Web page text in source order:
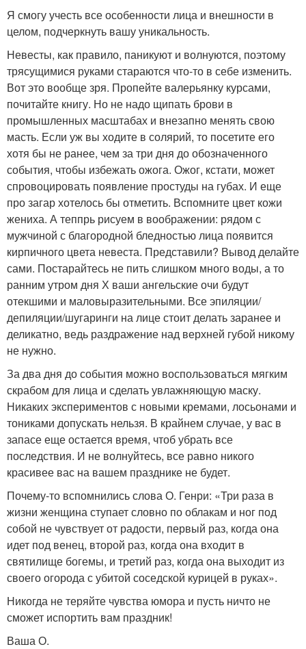
Я смогу учесть все особенности лица и внешности в
целом, подчеркнуть вашу уникальность.
Невесты, как правило, паникуют и волнуются, поэтому
трясущимися руками стараются что-то в себе изменить.
Вот это вообще зря. Пропейте валерьянку курсами,
почитайте книгу. Но не надо щипать брови в
промышленных масштабах и внезапно менять свою
масть. Если уж вы ходите в солярий, то посетите его
хотя бы не ранее, чем за три дня до обозначенного
события, чтобы избежать ожога. Ожог, кстати, может
спровоцировать появление простуды на губах. И еще
про загар хотелось бы отметить. Вспомните цвет кожи
жениха. А теппрь рисуем в воображении: рядом с
мужчиной с благородной бледностью лица появится
кирпичного цвета невеста. Представили? Вывод делайте
сами. Постарайтесь не пить слишком много воды, а то
ранним утром дня Х ваши ангельские очи будут
отекшими и маловыразительными. Все эпиляции/
депиляции/шугаринги на лице стоит делать заранее и
деликатно, ведь раздражение над верхней губой никому
не нужно.
За два дня до события можно воспользоваться мягким
скрабом для лица и сделать увлажняющую маску.
Никаких экспериментов с новыми кремами, лосьонами и
тониками допускать нельзя. В крайнем случае, у вас в
запасе еще остается время, чтоб убрать все
последствия. И не волнуйтесь, все равно никого
красивее вас на вашем празднике не будет.
Почему-то вспомнились слова О. Генри: «Три раза в
жизни женщина ступает словно по облакам и ног под
собой не чувствует от радости, первый раз, когда она
идет под венец, второй раз, когда она входит в
святилище богемы, и третий раз, когда она выходит из
своего огорода с убитой соседской курицей в руках».
Никогда не теряйте чувства юмора и пусть ничто не
сможет испортить вам праздник!
Ваша О.